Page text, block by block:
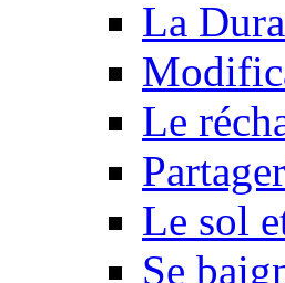
La
Le
Le sol
Se